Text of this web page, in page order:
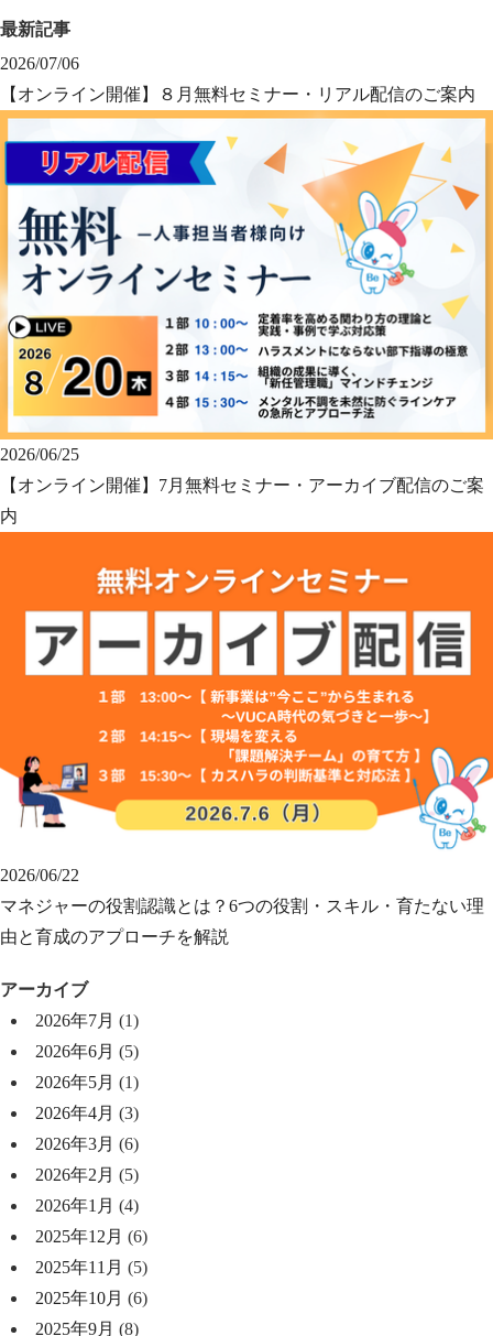
最新記事
2026/07/06
【オンライン開催】８月無料セミナー・リアル配信のご案内
2026/06/25
【オンライン開催】7月無料セミナー・アーカイブ配信のご案
内
2026/06/22
マネジャーの役割認識とは？6つの役割・スキル・育たない理
由と育成のアプローチを解説
アーカイブ
2026年7月 (1)
2026年6月 (5)
2026年5月 (1)
2026年4月 (3)
2026年3月 (6)
2026年2月 (5)
2026年1月 (4)
2025年12月 (6)
2025年11月 (5)
2025年10月 (6)
2025年9月 (8)